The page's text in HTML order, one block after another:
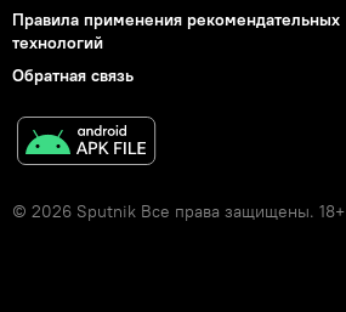
Правила применения рекомендательных
технологий
Обратная связь
© 2026 Sputnik Все права защищены. 18+